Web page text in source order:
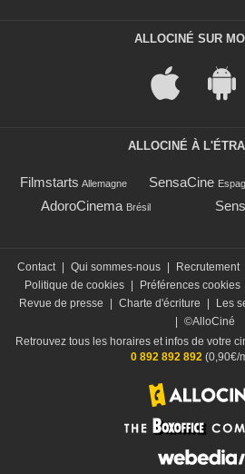
ALLOCINÉ SUR
ALLOCINÉ À
Filmstarts Allemagne SensaCine
AdoroCinema Brésil
Contact Qui sommes-nous Recrutement
Politique de cookies
Préférences cookies
Revue de presse
Charte d'écriture Les
©AlloCiné
Retrouvez tous les horaires et infos de votre
0 892 892 892(0,90€/